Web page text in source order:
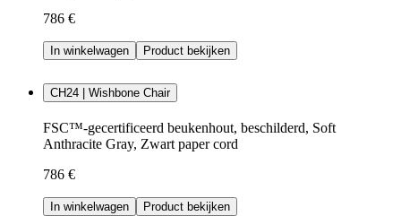
786 €
In winkelwagen Product bekijken
CH24 | Wishbone Chair
FSC™-gecertificeerd beukenhout, beschilderd, Soft
Anthracite Gray, Zwart paper cord
786 €
In winkelwagen Product bekijken